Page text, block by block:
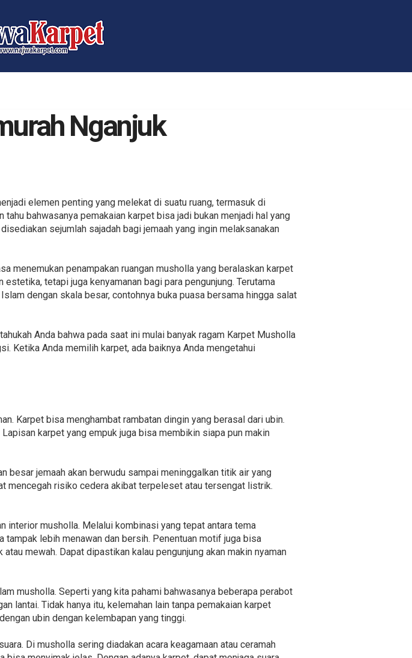
Nganjuk
elemen penting yang melekat di suatu ruang, termasuk di
bahwasanya pemakaian karpet bisa jadi bukan menjadi hal yang
sejumlah sajadah bagi jemaah yang ingin melaksanakan
menemukan penampakan ruangan musholla yang beralaskan karpet
tetapi juga kenyamanan bagi para pengunjung. Terutama
dengan skala besar, contohnya buka puasa bersama hingga salat
Anda bahwa pada saat ini mulai banyak ragam Karpet Musholla
Ketika Anda memilih karpet, ada baiknya Anda mengetahui
Karpet bisa menghambat rambatan dingin yang berasal dari ubin.
karpet yang empuk juga bisa membikin siapa pun makin
besar jemaah akan berwudu sampai meninggalkan titik air yang
mencegah risiko cedera akibat terpeleset atau tersengat listrik.
interior musholla. Melalui kombinasi yang tepat antara tema
lebih menawan dan bersih. Penentuan motif juga bisa
mewah. Dapat dipastikan kalau pengunjung akan makin nyaman
musholla. Seperti yang kita pahami bahwasanya beberapa perabot
lantai. Tidak hanya itu, kelemahan lain tanpa pemakaian karpet
ubin dengan kelembapan yang tinggi.
Di musholla sering diadakan acara keagamaan atau ceramah